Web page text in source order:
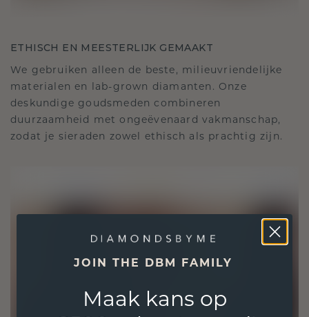
ETHISCH EN MEESTERLIJK GEMAAKT
We gebruiken alleen de beste, milieuvriendelijke
materialen en lab-grown diamanten. Onze
deskundige goudsmeden combineren
duurzaamheid met ongeëvenaard vakmanschap,
zodat je sieraden zowel ethisch als prachtig zijn.
JOIN THE DBM FAMILY
Maak kans op